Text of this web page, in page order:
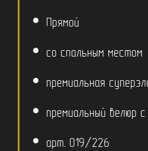
Прямой
со спальным местом
премиальная
премиальный велюр
арт. 019/226